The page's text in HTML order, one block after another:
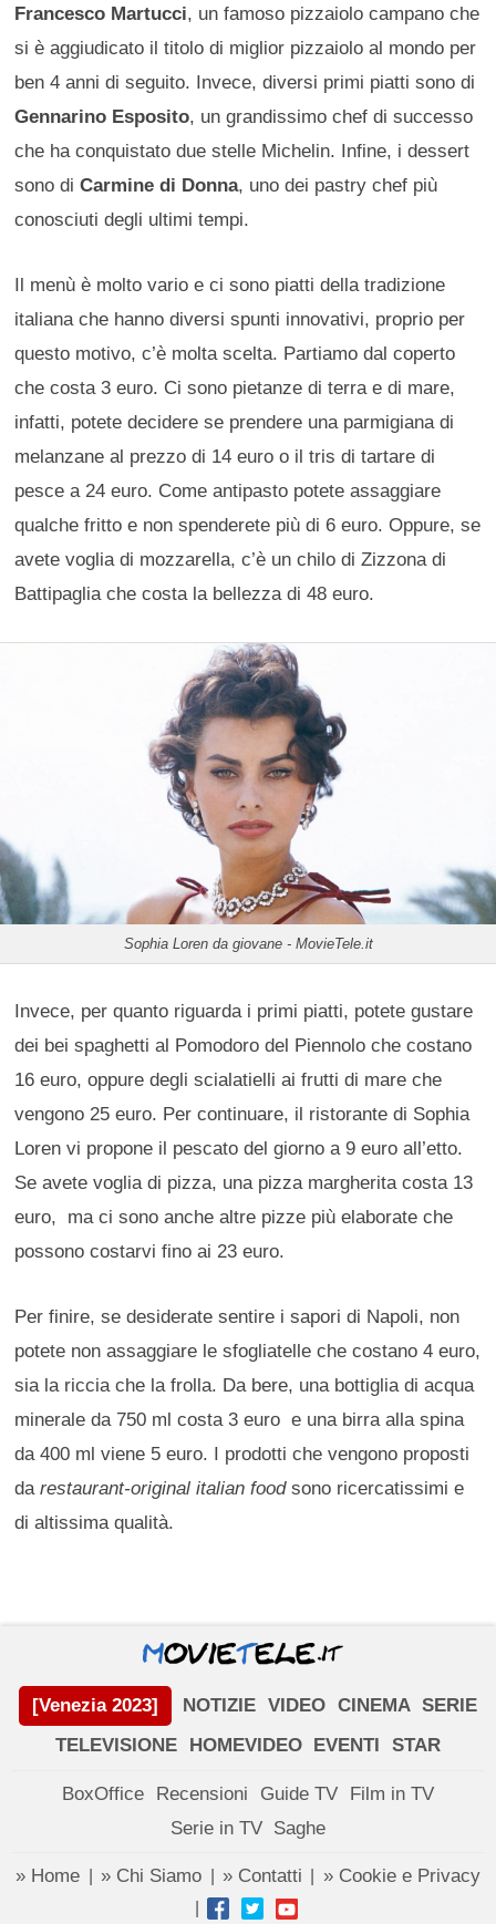
Francesco Martucci, un famoso pizzaiolo campano che
si è aggiudicato il titolo di miglior pizzaiolo al mondo per
ben 4 anni di seguito. Invece, diversi primi piatti sono di
Gennarino Esposito, un grandissimo chef di successo
che ha conquistato due stelle Michelin. Infine, i dessert
sono diCarmine di Donna, uno dei pastry chef più
conosciuti degli ultimi tempi.
Il menù è molto vario e ci sono piatti della tradizione
italiana che hanno diversi spunti innovativi, proprio per
questo motivo, c’è molta scelta. Partiamo dal coperto
che costa 3 euro. Ci sono pietanze di terra e di mare,
infatti, potete decidere se prendere una parmigiana di
melanzane al prezzo di 14 euro o il tris di tartare di
pesce a 24 euro. Come antipasto potete assaggiare
qualche fritto e non spenderete più di 6 euro. Oppure, se
avete voglia di mozzarella, c’è un chilo di Zizzona di
Battipaglia che costa la bellezza di 48 euro.
Sophia Loren da giovane - MovieTele.it
Invece, per quanto riguarda i primi piatti, potete gustare
dei bei spaghetti al Pomodoro del Piennolo che costano
16 euro, oppure degli scialatielli ai frutti di mare che
vengono 25 euro. Per continuare, il ristorante di Sophia
Loren vi propone il pescato del giorno a 9 euro all’etto.
Se avete voglia di pizza, una pizza margherita costa 13
euro, ma ci sono anche altre pizze più elaborate che
possono costarvi fino ai 23 euro.
Per finire, se desiderate sentire i sapori di Napoli, non
potete non assaggiare le sfogliatelle che costano 4 euro,
sia la riccia che la frolla. Da bere, una bottiglia di acqua
minerale da 750 ml costa 3 euro e una birra alla spina
da 400 ml viene 5 euro. I prodotti che vengono proposti
darestaurant-original italian foodsono ricercatissimi e
di altissima qualità.
[Venezia 2023] NOTIZIE VIDEO CINEMA SERIE
TELEVISIONE
HOMEVIDEO EVENTI STAR
BoxOffice Recensioni Guide TV
Film in TV
Serie in TV Saghe
» Home » Chi Siamo » Contatti » Cookie e Privacy
|